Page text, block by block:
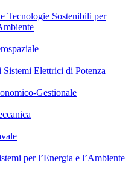
Tecnologie Sostenibili per
Sistemi Elettrici di Potenza
Gestionale
per l’Energia e l’Ambiente